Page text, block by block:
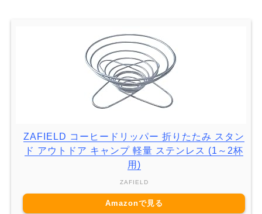
ZAFIELD コーヒードリッパー 折りたたみ スタン
ド アウトドア キャンプ 軽量 ステンレス (1～2杯
用)
ZAFIELD
Amazonで見る